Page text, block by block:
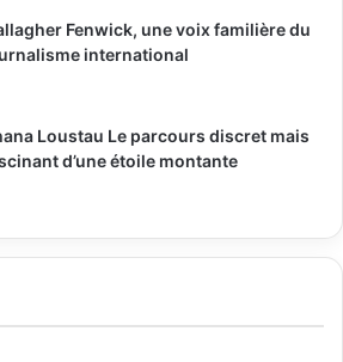
Fenwick, une voix familière du
international
Loustau Le parcours discret mais
d’une étoile montante